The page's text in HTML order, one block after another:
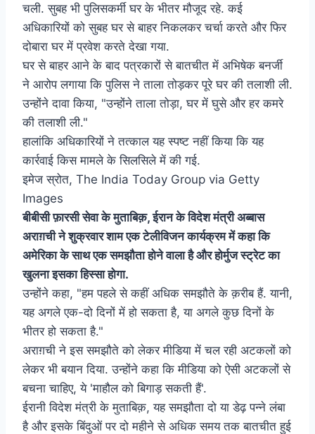
चली. सुबह भी पुलिसकर्मी घर के भीतर मौजूद रहे. कई
अधिकारियों को सुबह घर से बाहर निकलकर चर्चा करते और फिर
दोबारा घर में प्रवेश करते देखा गया.
घर से बाहर आने के बाद पत्रकारों से बातचीत में अभिषेक बनर्जी
ने आरोप लगाया कि पुलिस ने ताला तोड़कर पूरे घर की तलाशी ली.
उन्होंने दावा किया, "उन्होंने ताला तोड़ा, घर में घुसे और हर कमरे
की तलाशी ली."
हालांकि अधिकारियों ने तत्काल यह स्पष्ट नहीं किया कि यह
कार्रवाई किस मामले के सिलसिले में की गई.
इमेज स्रोत, The India Today Group via Getty
Images
बीबीसी फ़ारसी सेवा के मुताबिक़, ईरान के विदेश मंत्री अब्बास
अराग़ची ने शुक्रवार शाम एक टेलीविजन कार्यक्रम में कहा कि
अमेरिका के साथ एक समझौता होने वाला है और होर्मुज स्ट्रेट का
खुलना इसका हिस्सा होगा.
उन्होंने कहा, "हम पहले से कहीं अधिक समझौते के क़रीब हैं. यानी,
यह अगले एक-दो दिनों में हो सकता है, या अगले कुछ दिनों के
भीतर हो सकता है."
अराग़ची ने इस समझौते को लेकर मीडिया में चल रही अटकलों को
लेकर भी बयान दिया. उन्होंने कहा कि मीडिया को ऐसी अटकलों से
बचना चाहिए, ये 'माहौल को बिगाड़ सकती हैं'.
ईरानी विदेश मंत्री के मुताबिक़, यह समझौता दो या डेढ़ पन्ने लंबा
है और इसके बिंदुओं पर दो महीने से अधिक समय तक बातचीत हुई